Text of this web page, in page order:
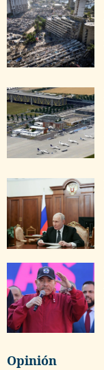
Opinión